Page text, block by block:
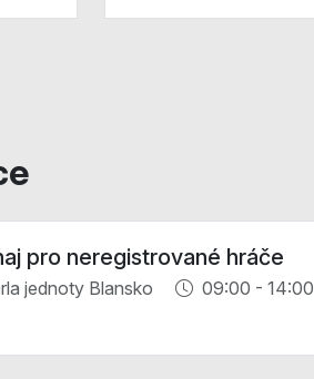
pro neregistrované hráče
jednoty Blansko 09:00 - 14:00